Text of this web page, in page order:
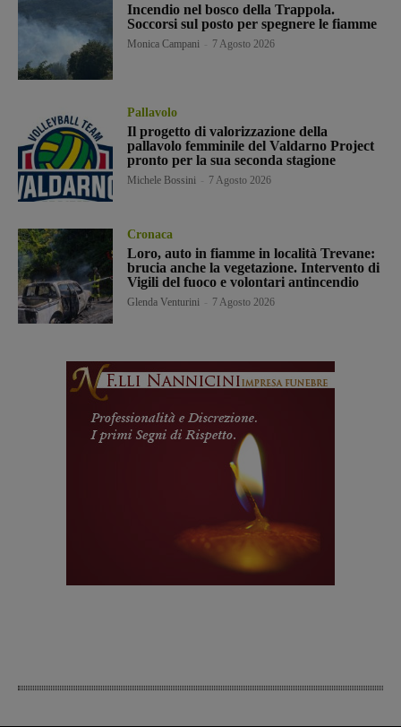
Incendio nel bosco della Trappola.
Soccorsi sul posto per spegnere le fiamme
Monica Campani 7 Agosto 2026
Pallavolo
Il progetto di valorizzazione della
pallavolo femminile del Valdarno Project
pronto per la sua seconda stagione
Michele Bossini 7 Agosto 2026
Cronaca
Loro, auto in fiamme in località Trevane:
brucia anche la vegetazione. Intervento di
Vigili del fuoco e volontari antincendio
Glenda Venturini 7 Agosto 2026